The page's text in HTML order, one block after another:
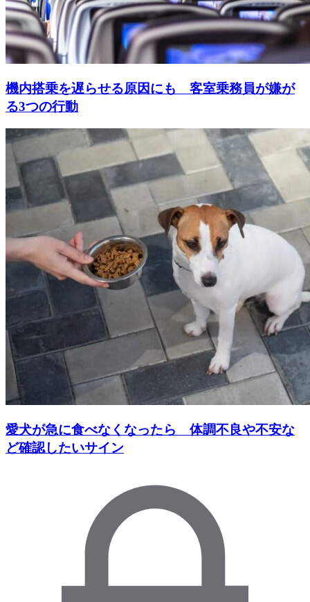
機内搭乗を遅らせる原因にも 客室乗務員が嫌が
る3つの行動
愛犬が急に食べなくなったら 体調不良や不安な
ど確認したいサイン